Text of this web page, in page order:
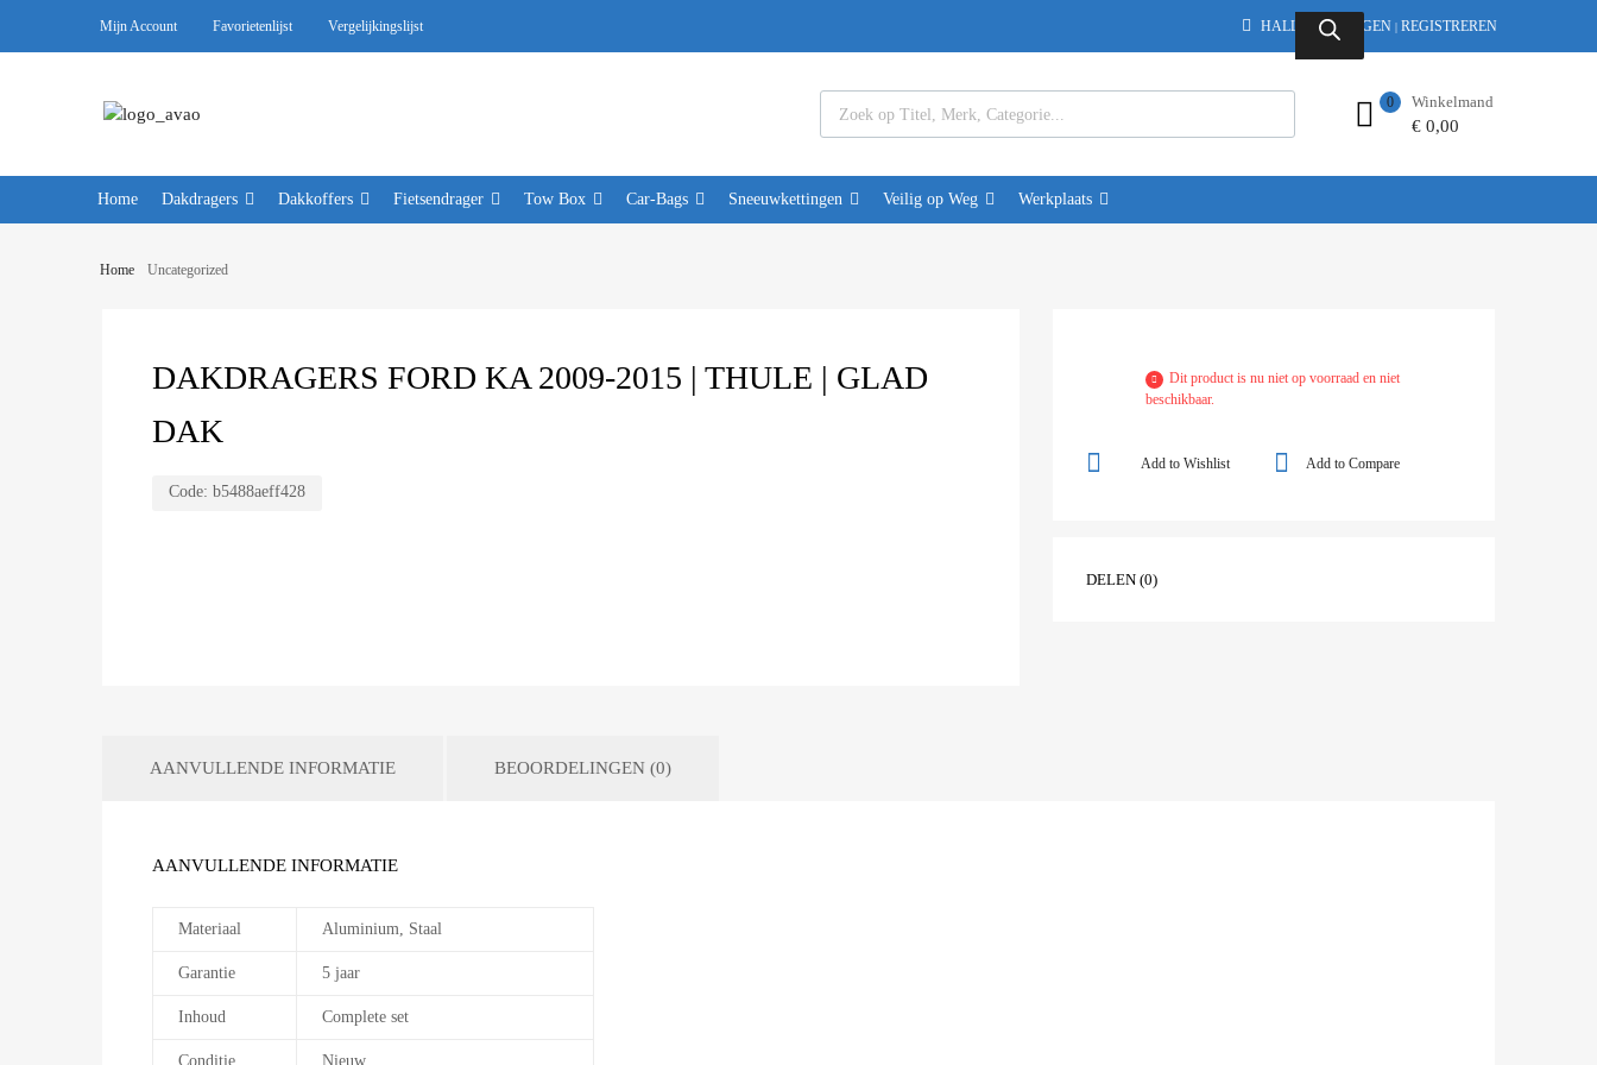
Mijn Account Favorietenlijst Vergelijkingslijst HALLO. INLOGGEN | REGISTREREN
Winkelmand
€ 0,00
0
Home Dakdragers Dakkoffers Fietsendrager Tow Box Car-Bags Sneeuwkettingen Veilig op Weg Werkplaats
Home Uncategorized
DAKDRAGERS FORD KA 2009-2015 | THULE | GLAD
DAK
Code: b5488aeff428
Dit product is nu niet op voorraad en niet
beschikbaar.
Add to Compare
Add to Wishlist
DELEN (0)
AANVULLENDE INFORMATIE BEOORDELINGEN (0)
AANVULLENDE INFORMATIE
Materiaal Aluminium, Staal
Garantie 5 jaar
Inhoud Complete set
Conditie Nieuw